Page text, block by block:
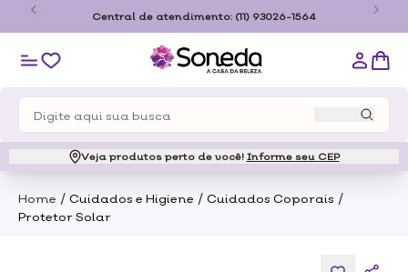
Central de atendimento: (11) 93026-1564
Veja produtos perto de você! Informe seu CEP
Home / Cuidados e Higiene / Cuidados Coporais /
Protetor Solar